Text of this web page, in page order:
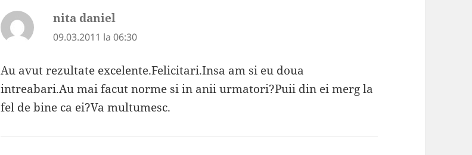
nita daniel
09.03.2011 la 06:30
Au avut rezultate excelente.Felicitari.Insa am si eu doua
intreabari.Au mai facut norme si in anii urmatori?Puii din ei merg la
fel de bine ca ei?Va multumesc.